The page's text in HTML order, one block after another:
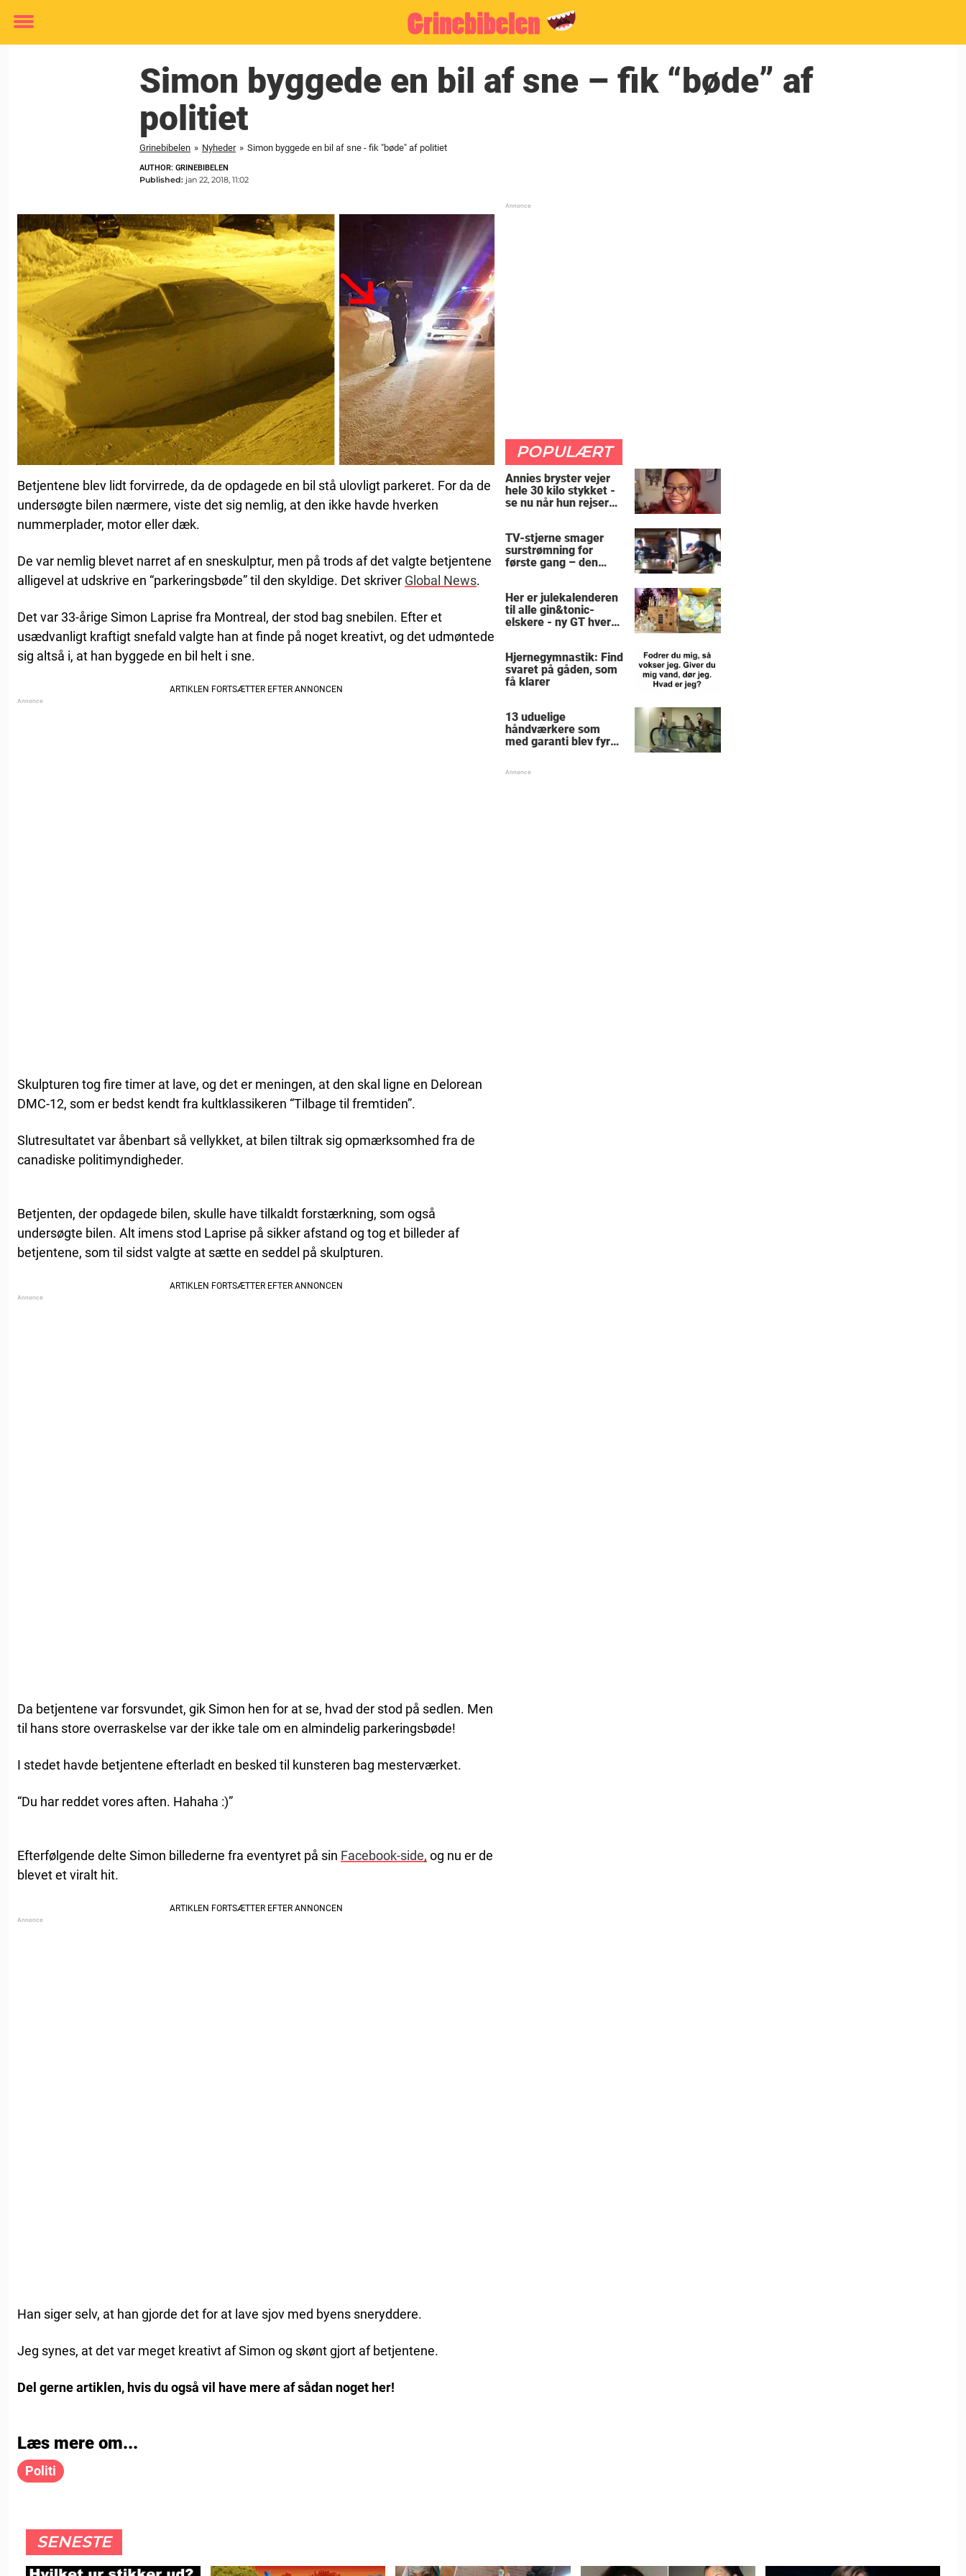
Toggle
Simon byggede en bil af sne – fik “bøde” af
politiet
Grinebibelen » Nyheder » Simon byggede en bil af sne - fik "bøde" af politiet
AUTHOR: GRINEBIBELEN
Published: jan 22, 2018, 11:02
Betjentene blev lidt forvirrede, da de opdagede en bil stå ulovligt parkeret. For da de
undersøgte bilen nærmere, viste det sig nemlig, at den ikke havde hverken
nummerplader, motor eller dæk.
De var nemlig blevet narret af en sneskulptur, men på trods af det valgte betjentene
alligevel at udskrive en “parkeringsbøde” til den skyldige. Det skriver Global News.
Det var 33-årige Simon Laprise fra Montreal, der stod bag snebilen. Efter et
usædvanligt kraftigt snefald valgte han at finde på noget kreativt, og det udmøntede
sig altså i, at han byggede en bil helt i sne.
Skulpturen tog fire timer at lave, og det er meningen, at den skal ligne en Delorean
DMC-12, som er bedst kendt fra kultklassikeren “Tilbage til fremtiden”.
Slutresultatet var åbenbart så vellykket, at bilen tiltrak sig opmærksomhed fra de
canadiske politimyndigheder.
Betjenten, der opdagede bilen, skulle have tilkaldt forstærkning, som også
undersøgte bilen. Alt imens stod Laprise på sikker afstand og tog et billeder af
betjentene, som til sidst valgte at sætte en seddel på skulpturen.
Da betjentene var forsvundet, gik Simon hen for at se, hvad der stod på sedlen. Men
til hans store overraskelse var der ikke tale om en almindelig parkeringsbøde!
I stedet havde betjentene efterladt en besked til kunsteren bag mesterværket.
“Du har reddet vores aften. Hahaha :)”
Efterfølgende delte Simon billederne fra eventyret på sin Facebook-side, og nu er de
blevet et viralt hit.
Han siger selv, at han gjorde det for at lave sjov med byens sneryddere.
Jeg synes, at det var meget kreativt af Simon og skønt gjort af betjentene.
Del gerne artiklen, hvis du også vil have mere af sådan noget her!
POPULÆRT
Annies bryster vejer
hele 30 kilo stykket -
se nu når hun rejser
TV-stjerne smager
surstrømning for
første gang – den
skrige af grin
Her er julekalenderen
til alle gin&tonic-
elskere - ny GT hver
Hjernegymnastik: Find
svaret på gåden, som
få klarer
13 uduelige
håndværkere som
med garanti blev fyret
Læs mere om...
Politi
SENESTE